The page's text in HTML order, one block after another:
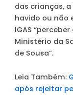
das crianças,
havido ou não
IGAS
Ministério da
de Sousa”.
Leia Também:
após rejeitar